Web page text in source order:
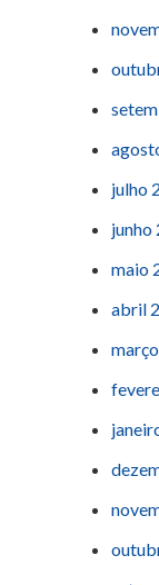
julho
junho
maio
abril